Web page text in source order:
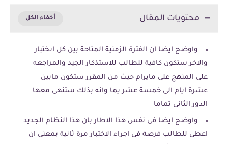
محتويات المقال
واوضح ايضا ان الفترة الزمنية المتاحة بين كل اىختبار
والاخر ستكون كافية للطالب للاستذكار الجيد والمراجعه
على المنهج على مايرام حيث من المقرر ستكون مابين
عشرة ايام الى خمسة عشر يما وانه بذلك ستنهى معها
الدور الثانى تماما
واوضح ايضا فى نفس هذا الاطار بان هذا النظام الجديد
اعطى للطالب فرصة فى اجراء الاختبار مرة ثانية بمعنى ان